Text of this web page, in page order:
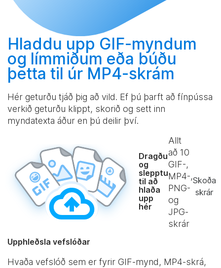
Hladdu upp GIF-myndum
og límmiðum eða búðu
þetta til úr MP4-skrám
Hér geturðu tjáð þig að vild. Ef þú þarft að fínpússa
verkið geturðu klippt, skorið og sett inn
myndatexta áður en þú deilir því.
Dragðu
og
slepptu
til að
hlaða
upp
hér
Allt
að 10
GIF-,
MP4-,
PNG-
og
JPG-
skrár
Skoða
skrár
Upphleðsla vefslóðar
Hvaða vefslóð sem er fyrir GIF-mynd, MP4-skrá,